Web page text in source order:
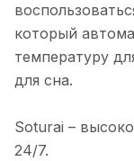
который
температуру
для сна.
Soturai –
24/7.